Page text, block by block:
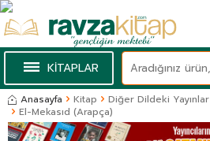
KİTAPLAR
Anasayfa Kitap Diğer Dildeki Yayınlar
El-Mekasıd (Arapça)